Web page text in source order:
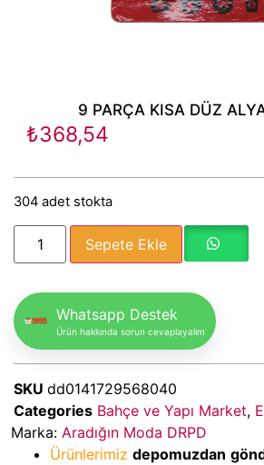
9 PARÇA KISA DÜZ
₺368,54
304 adet stokta
Sepete Ekle
Whatsapp Destek
Ürün hakkında sorun cevaplayalım
SKU dd0141729568040
Categories Bahçe ve Yapı Market,
Marka: Aradığın Moda DRPD
Ürünlerimiz depomuzdan